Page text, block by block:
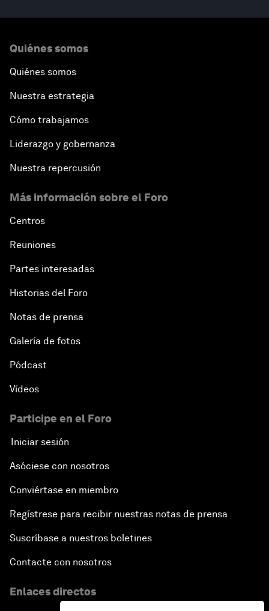
Quiénes somos
Quiénes somos
Nuestra estrategia
Cómo trabajamos
Liderazgo y gobernanza
Nuestra repercusión
Más información sobre el Foro
Centros
Reuniones
Partes interesadas
Historias del Foro
Notas de prensa
Galería de fotos
Pódcast
Vídeos
Participe en el Foro
Iniciar sesión
Asóciese con nosotros
Conviértase en miembro
Regístrese para recibir nuestras notas de prensa
Suscríbase a nuestros boletines
Contacte con nosotros
Enlaces directos